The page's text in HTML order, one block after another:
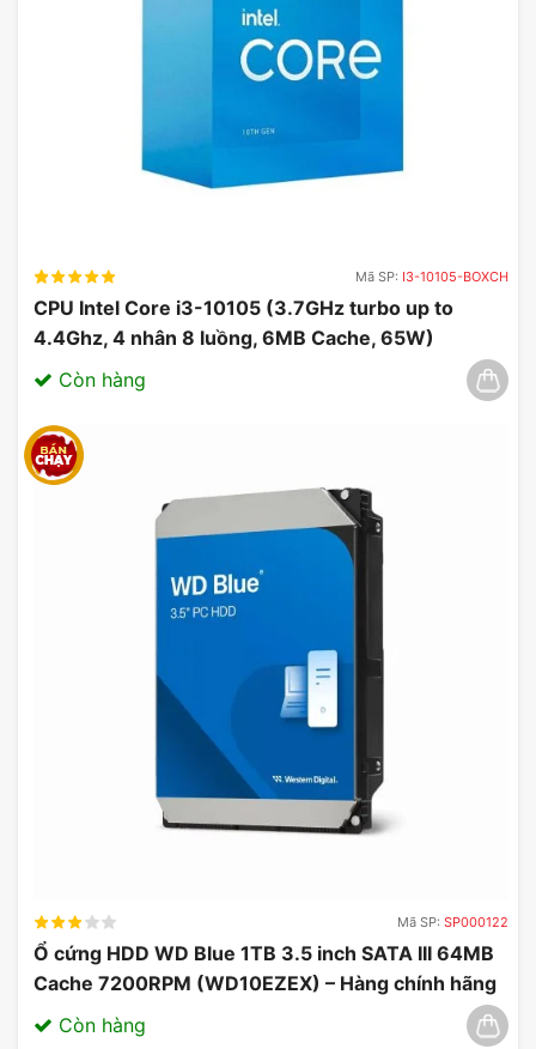
Mã SP: I3-10105-BOXCH
CPU Intel Core i3-10105 (3.7GHz turbo up to
4.4Ghz, 4 nhân 8 luồng, 6MB Cache, 65W)
03/2025
Còn hàng
Mã SP: SP000122
Ổ cứng HDD WD Blue 1TB 3.5 inch SATA III 64MB
Cache 7200RPM (WD10EZEX) – Hàng chính hãng
03/2025
Còn hàng